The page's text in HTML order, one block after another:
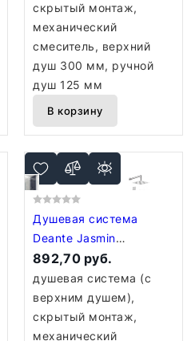
скрытый монтаж,
механический
смеситель, верхний
душ 300 мм, ручной
душ 125 мм
В корзину
Душевая система
Deante Jasmin
NAC_09JP (хром)
892,70 руб.
душевая система (с
верхним душем),
скрытый монтаж,
механический